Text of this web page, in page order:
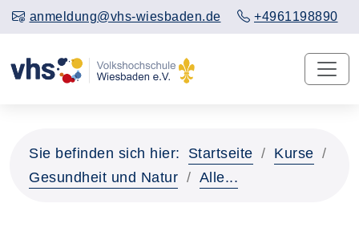
anmeldung@vhs-wiesbaden.de +4961198890
Sie befinden sich hier: Startseite
Kurse
Gesundheit und Natur
Alle...